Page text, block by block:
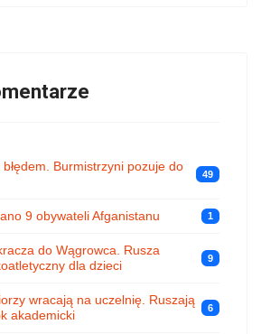
Burmistrzyni pozuje do
49
9 obywateli Afganistanu 1
do Wągrowca. Rusza
dla dzieci
9
wracają na uczelnię. Ruszają
akademicki
6